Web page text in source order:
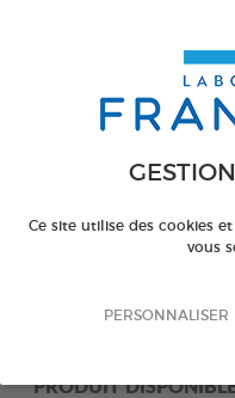
Ce site utilise des cookies
vous
PERSONNALISER
PRODUIT